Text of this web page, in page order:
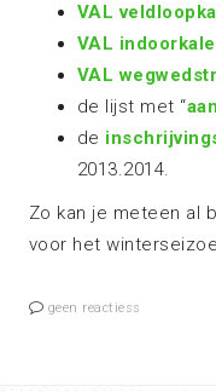
VAL
VAL
VAL
de lijst met “
de
2013.2014.
Zo kan je meteen al
voor het
geen reactiess